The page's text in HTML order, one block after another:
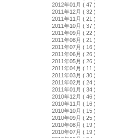
2012年01月 ( 47 )
2011年12月 ( 32 )
2011年11月 ( 21 )
2011年10月 ( 37 )
2011年09月 ( 22 )
2011年08月 ( 21 )
2011年07月 ( 16 )
2011年06月 ( 26 )
2011年05月 ( 26 )
2011年04月 ( 11 )
2011年03月 ( 30 )
2011年02月 ( 24 )
2011年01月 ( 34 )
2010年12月 ( 46 )
2010年11月 ( 16 )
2010年10月 ( 15 )
2010年09月 ( 25 )
2010年08月 ( 19 )
2010年07月 ( 19 )